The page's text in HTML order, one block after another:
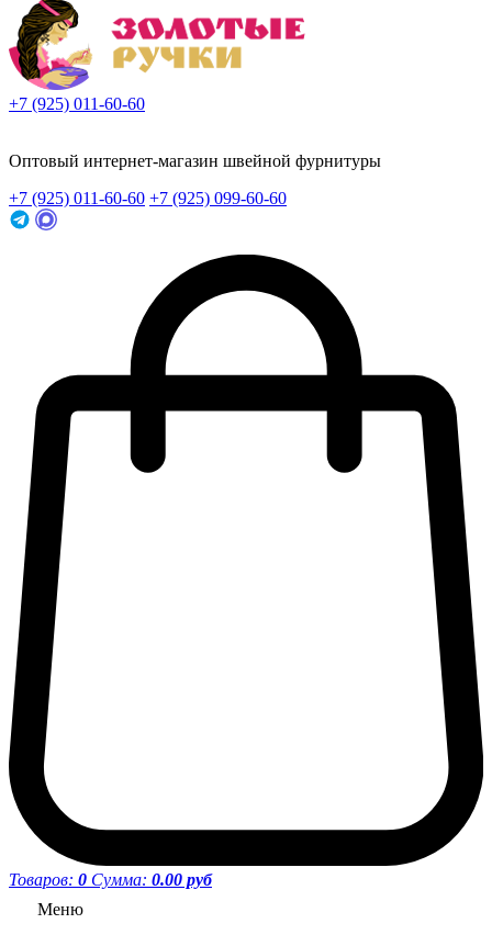
+7 (925) 011-60-60
Оптовый интернет-магазин швейной фурнитуры
+7 (925) 011-60-60 +7 (925) 099-60-60
Товаров: 0 Сумма: 0.00 руб
Меню